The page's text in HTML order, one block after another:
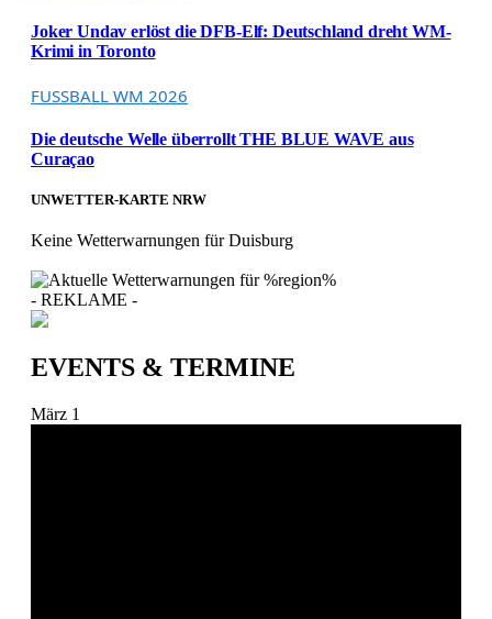
Joker Undav erlöst die DFB-Elf: Deutschland dreht WM-
Krimi in Toronto
FUSSBALL WM 2026
Die deutsche Welle überrollt THE BLUE WAVE aus
Curaçao
UNWETTER-KARTE NRW
Keine Wetterwarnungen für Duisburg
- REKLAME -
EVENTS & TERMINE
März 1